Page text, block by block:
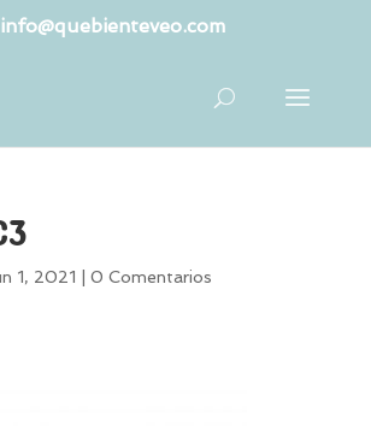
info@quebienteveo.com
1, 2021 0 Comentarios